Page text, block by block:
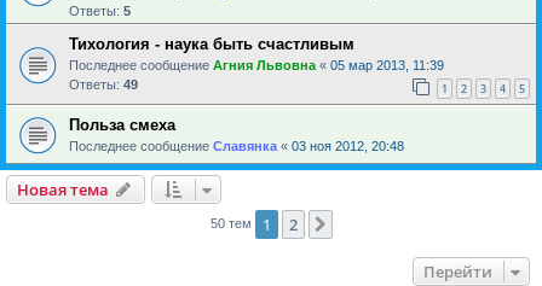
Ответы: 5
Тихология - наука быть счастливым
Последнее сообщение Агния Львовна « 05 мар 2013, 11:39
Ответы: 49 1 2 3 4 5
Польза смеха
Последнее сообщение Славянка « 03 ноя 2012, 20:48
Новая тема
50 тем 1 2
Перейти